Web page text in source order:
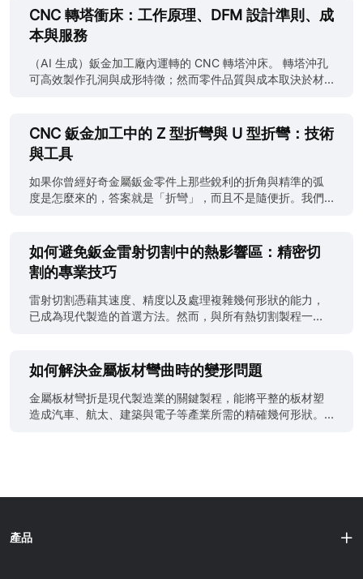
縫與拉伸製成，切縫圖案與拉伸力形成重複開孔（最常見為
菱形），同時保持整片連續股線。因材料未被切斷或拼接，
成品保有優異結構完整性。 擴張金屬網的關鍵特性： 一體成
形，無焊道或接點 • 相較實心板具高強度重量比 • 連續股線
均勻分散載重 • 優異通風、排水與透光性 • 凸起型擴張網具
防滑特性 •原料利用率高，廢料極少 擴張金屬網通常以兩種
建築、圍封與裝飾應用。 擴張金屬......
孔、每道螺紋、每顆扣件的選擇，都會永久影響強度、成本
與組裝難度。 從 DFM 角度來看，固定本身就是結構的一部
分。 什麼是鈑金固定？ (AI-generated) 工業組裝車間內，以
螺絲與鉚釘螺母固定鈑金外殼的場景 鈑金固定是將獨立鈑金
件機械接合成可用組件的過程。 實際製造中，鈑金固定與實
心或成型件的固定有幾項關鍵差異： ● 材料薄，螺紋嚙合有
積，固定必須容納現實變異。 ● 扣件通常承載主要負載路
徑，而非鈑材本身，尤其薄料。 鈑金固定在製造與組裝中的
意義 實際製造中，鈑金固定通常發生在切割、折彎、成型之
計就在這裡展現價值。 鈑金固定方法通常依賴： ● 螺絲鎖入
薄材或嵌件 ● 鉚釘形成永久接合 ● 壓合或壓入扣件於成型
CNC 轉塔衝床：工作原理、DFM 設計準則、成
本與服務
（AI 生成）鈑金加工廠內運轉的 CNC 轉塔沖床。 轉塔沖孔
可高效製作孔洞與成形特徵；然而零件品質與成本取決於材
轉塔沖孔通常比雷射切割更快且更具成本效益。 本指南說明
CNC 轉塔沖孔的運作原理、主宰零件品質的關鍵 DFM（可
製造性設計）規則，以及如何判斷何時轉塔沖孔是相較於雷
射切割最具成本效益的製程。 什麼是 CNC 轉塔沖孔？ CNC
轉塔沖孔是一種鈑金加工製程，利用 CNC 控制的轉塔沖床在
過 CNC 定位與程式化的衝壓實現重複生產。 （AI 生成）操
作員在 CNC 轉塔沖床旁檢視已沖孔鈑金面板。 什麼是轉塔
沖床？ CNC 轉塔沖床結合旋轉刀具轉塔與 CNC 控制的板材
床包含： ● 容納數十組沖頭與模具的旋轉轉塔 ● 驅動沖頭
的CNC 控制滑塊 ● 透過夾鉗與伺服驅動軸定位板材 每一次
CNC 鈑金加工中的 Z 型折彎與 U 型折彎：技術
與工具
如果你曾經好奇金屬鈑金零件上那些銳利的折角與精準的弧
度是怎麼來的，答案就是「折彎」，而且不是隨便折。我們
入重點，帶你了解每種方法的原理、適用時機，以及CNC 折
彎機與專用管件折彎工具如何完成工作。不論你是製造商、
工程師，還是剛踏入鈑金折彎領域，這份拆解都能給你所需
的清晰度（與精度）。 深入了解鈑金加工中的 CNC Z 折彎
與 U 折彎 什麼是鈑金的 CNC 折彎？ CNC 折彎指的是利用
CNC 方法可自動化折彎角度、零件順序與後擋料定位，是精
密製造的理想選擇。 在汽車、HVAC、家電與航太等產業，
折彎鈑金零件都必須符合嚴格的性能規格，因此 CNC 折彎已
成為標準。 Z 折彎解析：目的、方法與應用案例 (Eurostamp
Tooling) Z 折彎會在金屬上做出 Z 形輪廓，通常是兩個反向
如何避免鈑金雷射切割中的熱影響區：精密切
割的專業技巧
雷射切割憑藉其速度、精度以及處理複雜幾何形狀的能力，
已成為現代製造的首選方法。然而，與所有熱切割製程一
熱變形區域可能直接決定成敗。 那麼，什麼是熱影響區？在
金屬板材雷射切割過程中，又該如何避免？本指南將說明問
題所在、背後的科學原理，以及實用策略，幫助您在下一個
鈑金切割專案中減少甚至消除 HAZ。 (ResearchGate) 什麼
用中，HAZ 是關鍵考量，尤其當處理高強度鋼、薄鋁板或需
其所產生的HAZ仍可能： ● 損害焊接完整性 ● 在轉角處造
如何解決金屬板材彎曲時的變形問題
金屬板材彎折是現代製造業的關鍵製程，能將平整的板材塑
造成汽車、航太、建築與電子等產業所需的精確幾何形狀。
成最佳製造成果。 金屬板材彎折變形的成因 掌握變形成因是
彎折扣除計算不準 彎折時缺乏支撐 彎折速度過快或過慢 材料
產品